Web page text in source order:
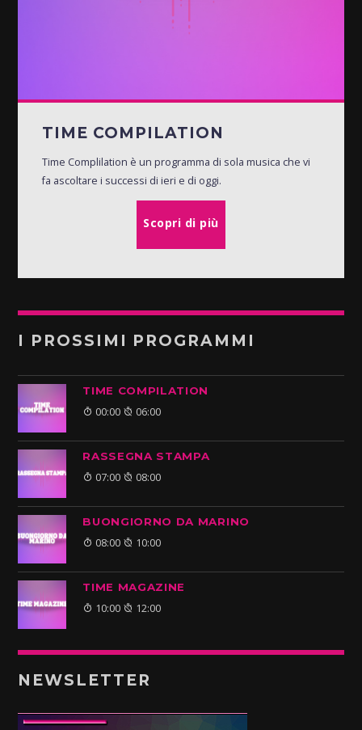
TIME COMPILATION
Time Complilation è un programma di sola musica che vi
fa ascoltare i successi di ieri e di oggi.
Scopri di più
I PROSSIMI PROGRAMMI
TIME COMPILATION
00:00 06:00
RASSEGNA STAMPA
07:00 08:00
BUONGIORNO DA MARINO
08:00 10:00
TIME MAGAZINE
10:00 12:00
NEWSLETTER